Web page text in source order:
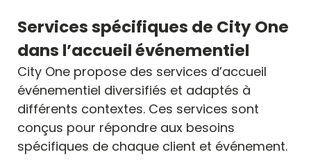
Services spécifiques de City One
dans l’accueil événementiel
City One propose des services d’accueil
événementiel diversifiés et adaptés à
différents contextes. Ces services sont
conçus pour répondre aux besoins
spécifiques de chaque client et événement.